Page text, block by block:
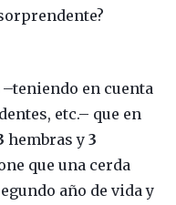
–teniendo en cuenta
etc.– que en
hembras y 3
que una cerda
año de vida y